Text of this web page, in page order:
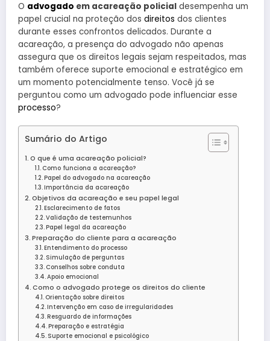
O advogado em acareação policial desempenha um
papel crucial na proteção dos direitos dos clientes
durante esses confrontos delicados. Durante a
acareação, a presença do advogado não apenas
assegura que os direitos legais sejam respeitados, mas
também oferece suporte emocional e estratégico em
um momento potencialmente tenso. Você já se
perguntou como um advogado pode influenciar esse
processo?
Sumário do Artigo
O que é uma acareação policial?
Como funciona a acareação?
Papel do advogado na acareação
Importância da acareação
Objetivos da acareação e seu papel legal
Esclarecimento de fatos
Validação de testemunhos
Papel legal da acareação
Preparação do cliente para a acareação
Entendimento do processo
Simulação de perguntas
Conselhos sobre conduta
Apoio emocional
Como o advogado protege os direitos do cliente
Orientação sobre direitos
Intervenção em caso de irregularidades
Resguardo de informações
Preparação e estratégia
Suporte emocional e psicológico